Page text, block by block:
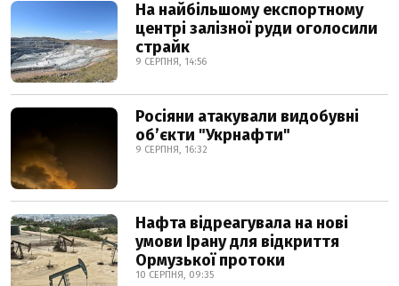
На найбільшому експортному
центрі залізної руди оголосили
страйк
9 СЕРПНЯ, 14:56
Росіяни атакували видобувні
обʼєкти "Укрнафти"
9 СЕРПНЯ, 16:32
Нафта відреагувала на нові
умови Ірану для відкриття
Ормузької протоки
10 СЕРПНЯ, 09:35